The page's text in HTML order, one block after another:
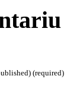
(required)